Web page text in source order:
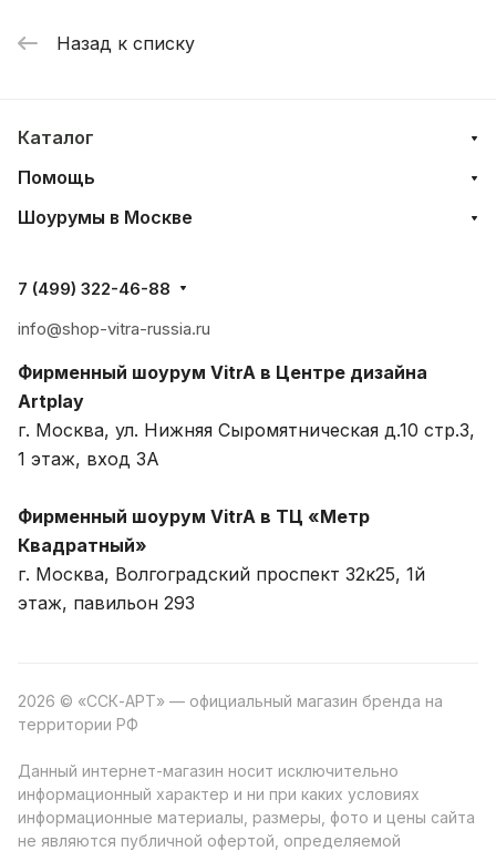
Назад к списку
Каталог
Помощь
Шоурумы в Москве
7 (499) 322-46-88
info@shop-vitra-russia.ru
Фирменный шоурум VitrA в Центре дизайна
Artplay
г. Москва, ул. Нижняя Сыромятническая д.10 стр.3,
1 этаж, вход 3A
Фирменный шоурум VitrA в ТЦ «Метр
Квадратный»
г. Москва, Волгоградский проспект 32к25, 1й
этаж, павильон 293
2026 © «ССК-АРТ» — официальный магазин бренда на
территории РФ
Данный интернет-магазин носит исключительно
информационный характер и ни при каких условиях
информационные материалы, размеры, фото и цены сайта
не являются публичной офертой, определяемой